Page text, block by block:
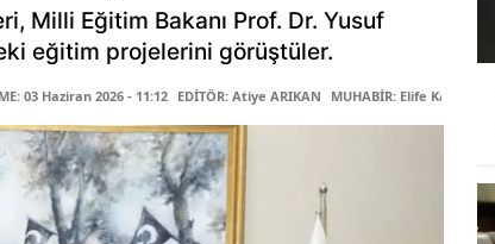
Milli Eğitim Bakanı Prof. Dr. Yusuf
eğitim projelerini görüştüler.
03 Haziran 2026 - 11:12 EDİTÖR: Atiye ARIKAN MUHABİR: Elife Karaarslan